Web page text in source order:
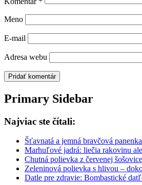
Meno
E-mail
Adresa webu
Primary Sidebar
Najviac ste čítali:
Šťavnatá a jemná bravčová
Marhuľové jadrá: liečia rakovinu
Chutná polievka z červenej
Zeleninová polievka s hlivou –
Datle pre zdravie: Bombastické